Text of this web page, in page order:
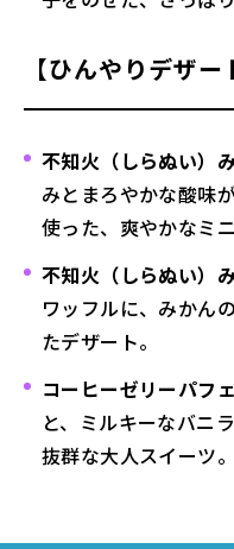
【ひんやりデザー
不知火（しらぬい）
みとまろやかな酸味
使った、爽やかなミニ
不知火（しらぬい）
ワッフルに、みかん
たデザート。
コーヒーゼリーパフェ
と、ミルキーなバニ
抜群な大人スイーツ。